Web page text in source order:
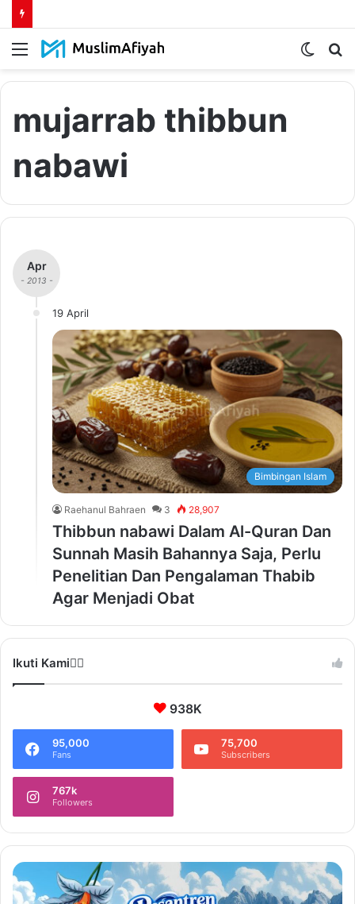
Menu
Switch
mujarrab thibbun
nabawi
Apr
- 2013 -
19 April
Bimbingan Islam
Raehanul Bahraen 3 28,907
Thibbun nabawi Dalam Al-Quran Dan
Sunnah Masih Bahannya Saja, Perlu
Penelitian Dan Pengalaman Thabib
Agar Menjadi Obat
Ikuti Kami❤️‍🔥
938K
95,000
Fans
75,700
Subscribers
767k
Followers